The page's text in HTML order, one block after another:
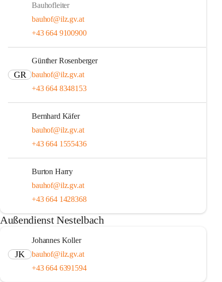
Bauhofleiter
bauhof@ilz.gv.at
+43 664 9100900
GR
Günther Rosenberger
bauhof@ilz.gv.at
+43 664 8348153
Bernhard Käfer
bauhof@ilz.gv.at
+43 664 1555436
Burton Harry
bauhof@ilz.gv.at
+43 664 1428368
Außendienst Nestelbach
JK
Johannes Koller
bauhof@ilz.gv.at
+43 664 6391594